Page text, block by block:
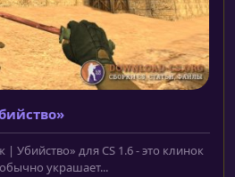
для CS 1.6 - это клинок
украшает...